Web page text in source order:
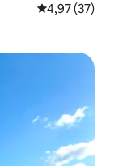
Просечна
4,97 (37)